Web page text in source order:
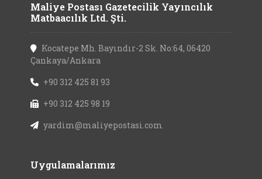
Maliye Postası Gazetecilik Yayıncılık
Matbaacılık Ltd. Şti.
Kocatepe Mh. Bayındır-2 Sk. No:64, 06420
Çankaya/Ankara
+90 312 425 81 93
+90 312 425 98 19
yardim@maliyepostasi.com
Uygulamalarımız